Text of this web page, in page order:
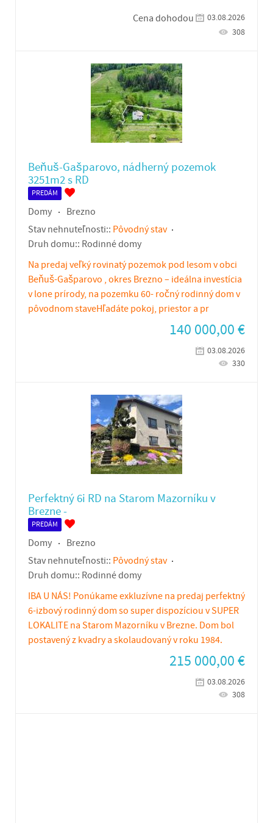
Cena dohodou
03.08.2026
308
Beňuš-Gašparovo, nádherný pozemok
3251m2 s RD
PREDÁM
Domy
Brezno
Stav nehnuteľnosti:: Pôvodný stav
Druh domu:: Rodinné domy
Na predaj veľký rovinatý pozemok pod lesom v obci
Beňuš-Gašparovo , okres Brezno – ideálna investícia
v lone prírody, na pozemku 60- ročný rodinný dom v
pôvodnom staveHľadáte pokoj, priestor a pr
140 000,00€
03.08.2026
330
Perfektný 6i RD na Starom Mazorníku v
Brezne -
PREDÁM
Domy
Brezno
Stav nehnuteľnosti:: Pôvodný stav
Druh domu:: Rodinné domy
IBA U NÁS! Ponúkame exkluzívne na predaj perfektný
6-izbový rodinný dom so super dispozíciou v SUPER
LOKALITE na Starom Mazorníku v Brezne. Dom bol
postavený z kvadry a skolaudovaný v roku 1984.
215 000,00€
03.08.2026
308